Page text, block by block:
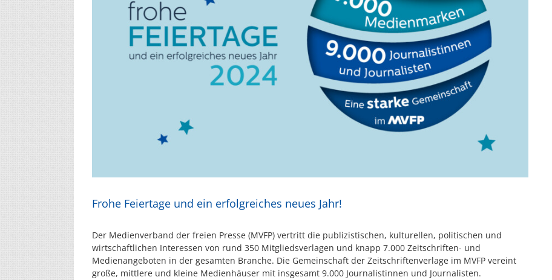
Frohe Feiertage und ein erfolgreiches neues Jahr!
Der Medienverband der freien Presse (MVFP) vertritt die publizistischen, kulturellen, politischen und
wirtschaftlichen Interessen von rund 350 Mitgliedsverlagen und knapp 7.000 Zeitschriften- und
Medienangeboten in der gesamten Branche. Die Gemeinschaft der Zeitschriftenverlage im MVFP vereint
große, mittlere und kleine Medienhäuser mit insgesamt 9.000 Journalistinnen und Journalisten.